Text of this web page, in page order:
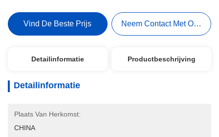
Vind De Beste Prijs Neem Contact Met Ons Op
Detailinformatie Productbeschrijving
Detailinformatie
Plaats Van Herkomst:
CHINA